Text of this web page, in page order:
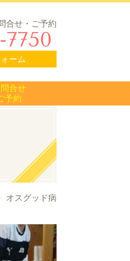
合せ・ご予約
ーム
合せ
予約
オスグッド病